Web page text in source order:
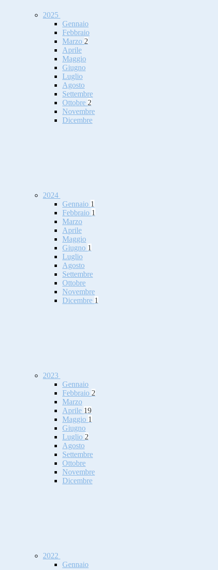
2025
Gennaio
Febbraio
Marzo 2
Aprile
Maggio
Giugno
Luglio
Agosto
Settembre
Ottobre 2
Novembre
Dicembre
2024
Gennaio 1
Febbraio 1
Marzo
Aprile
Maggio
Giugno 1
Luglio
Agosto
Settembre
Ottobre
Novembre
Dicembre 1
2023
Gennaio
Febbraio 2
Marzo
Aprile 19
Maggio 1
Giugno
Luglio 2
Agosto
Settembre
Ottobre
Novembre
Dicembre
2022
Gennaio